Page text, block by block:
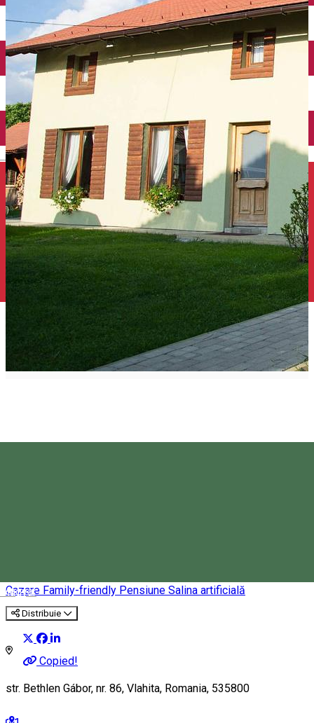
English
Magyar
Închirieri auto
Închirieri de biciclete
Cazare Family-friendly Pensiune Salina artificială
Distribuie
Copied!
str. Bethlen Gábor, nr. 86, Vlahita, Romania, 535800